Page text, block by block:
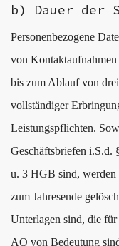
b) Dauer der
Personenbezogene
von
bis zum Ablauf von drei
vollständiger
Leistungspflichten.
Geschäftsbriefen i.S.d.
u. 3 HGB sind, werden
zum Jahresende
Unterlagen sind, die
AO von Bedeutung